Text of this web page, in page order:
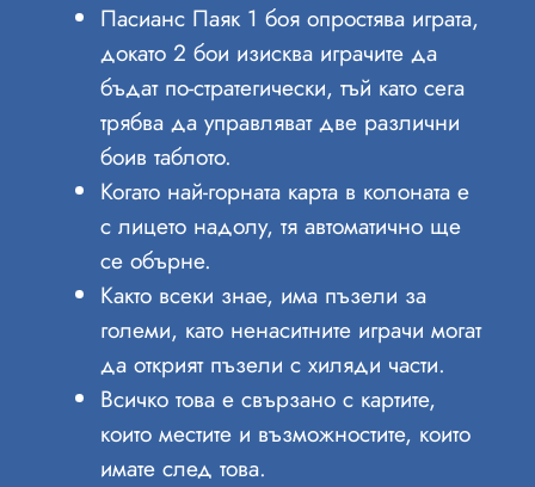
Пасианс Паяк 1 боя опростява играта,
докато 2 бои изисква играчите да
бъдат по-стратегически, тъй като сега
трябва да управляват две различни
боив таблото.
Когато най-горната карта в колоната е
с лицето надолу, тя автоматично ще
се обърне.
Както всеки знае, има пъзели за
големи, като ненаситните играчи могат
да открият пъзели с хиляди части.
Всичко това е свързано с картите,
които местите и възможностите, които
имате след това.